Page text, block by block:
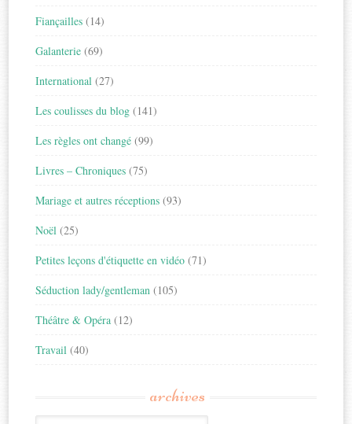
Fiançailles (14)
Galanterie (69)
International (27)
Les coulisses du blog (141)
Les règles ont changé (99)
Livres – Chroniques (75)
Mariage et autres réceptions (93)
Noël (25)
Petites leçons d'étiquette en vidéo (71)
Séduction lady/gentleman (105)
Théâtre & Opéra (12)
Travail (40)
archives